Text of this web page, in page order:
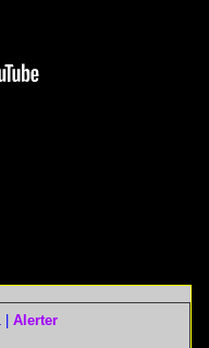
| Alerter